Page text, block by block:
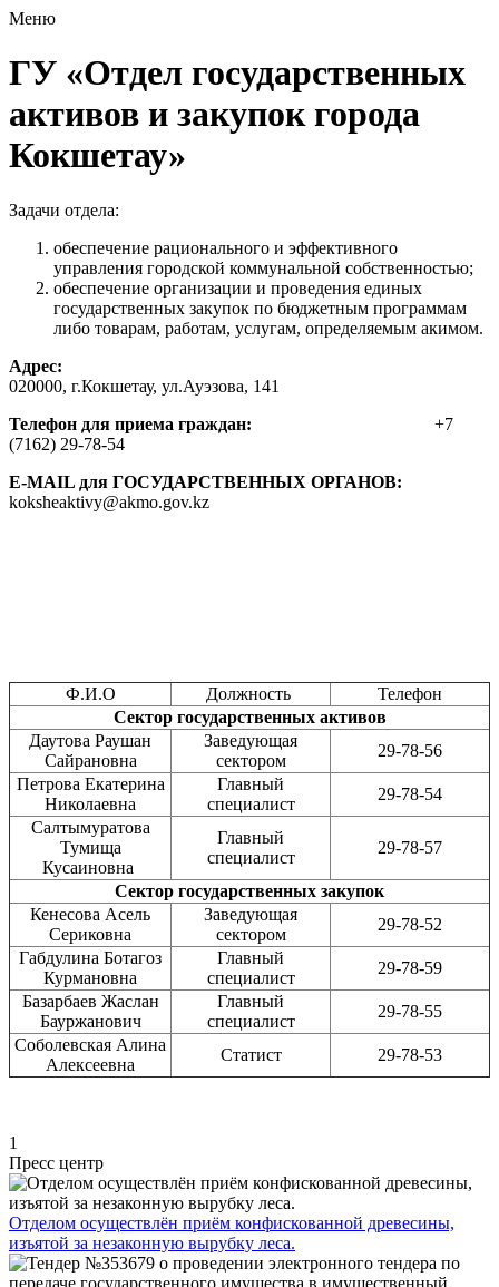
Меню
ГУ «Отдел государственных
активов и закупок города
Кокшетау»
Задачи отдела:
обеспечение рационального и эффективного
управления городской коммунальной собственностью;
обеспечение организации и проведения единых
государственных закупок по бюджетным программам
либо товарам, работам, услугам, определяемым акимом.
Адрес:
020000, г.Кокшетау, ул.Ауэзова, 141
Телефон для приема граждан:
+7
(7162) 29-78-54
E-MAIL для ГОСУДАРСТВЕННЫХ ОРГАНОВ:
koksheaktivy@akmo.gov.kz
Ф.И.О Должность
Телефон
Сектор государственных активов
Даутова Раушан
Сайрановна
Заведующая
сектором
29-78-56
Петрова Екатерина
Николаевна
Главный
специалист
29-78-54
Салтымуратова
Тумища
Кусаиновна
Главный
специалист
29-78-57
Сектор государственных закупок
Кенесова Асель
Сериковна
Заведующая
сектором
29-78-52
Габдулина Ботагоз
Курмановна
Главный
специалист
29-78-59
Базарбаев Жаслан
Бауржанович
Главный
специалист
29-78-55
Соболевская Алина
Алексеевна
Статист 29-78-53
1
Пресс центр
Отделом осуществлён приём конфискованной древесины,
изъятой за незаконную вырубку леса.